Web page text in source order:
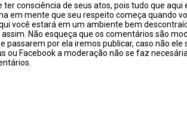
consciência de seus atos, pois tudo que aqui
em mente que seu respeito começa quando
você estará em um ambiente bem
Não esqueça que os comentários são
passarem por ela iremos publicar, caso não ele
ou Facebook a moderação não se faz